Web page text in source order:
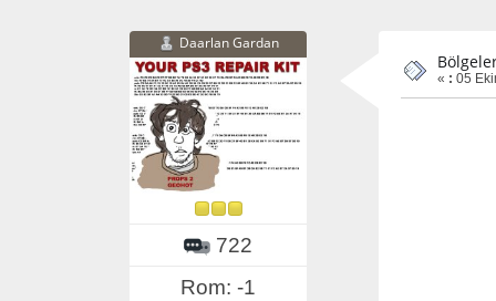
Daarlan Gardan
722
Rom: -1
« : 05